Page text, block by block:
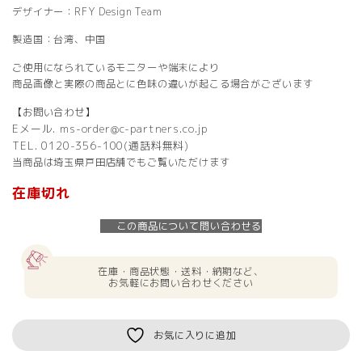
デザイナー：RFY Design Team
製造国：台湾、中国
ご使用になられているモニターや端末により
商品画像と実際の商品とに色味の違いが起こる場合がございます
【お問い合わせ】
Eメール. ms-order@c-partners.co.jp
TEL. 0120-356-100(通話料無料)
当商品は埼玉県戸田店舗でもご覧いただけます
在庫切れ
この商品について問い合わせる
在庫・商品状態・送料・納期など、
お気軽にお問い合わせください
お気に入りに追加